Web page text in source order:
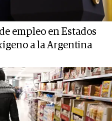
empleo en Estados
a la Argentina